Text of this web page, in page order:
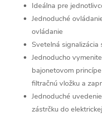
Ideálna pre
Jednoduché
ovládanie
Svetelná signalizácia
Jednoducho
bajonetovom
filtračnú vložku a
Jednoduché
zástrčku do